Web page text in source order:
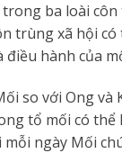
ba loài côn
trùng xã hội có
hành của
so với Ong và
tổ mối có thể
ngày Mối